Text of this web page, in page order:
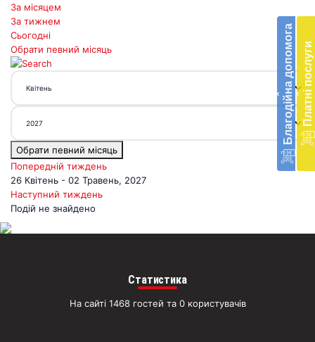
‹ Благодійна допомогав
‹ Платні послуги
За місяцем
За тижнем
Сьогодні
Обрати певний місяць
Обрати певний місяць
Попередній тиждень
26 Квітень - 02 Травень, 2027
Наступний тиждень
Подій не знайдено
Статистика
На сайті 1468 гостей та 0 користувачів